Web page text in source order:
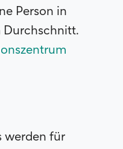
Person in
Durchschnitt.
werden für